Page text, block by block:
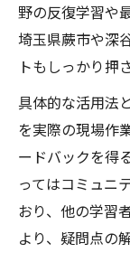
野の反復学習や
埼玉県蕨市や深
トもしっかり押
具体的な活用法
を実際の現場作
ードバックを得
ってはコミュニ
おり、他の学習
より、疑問点の